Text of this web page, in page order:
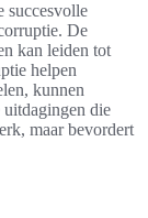
succesvolle
De
kan leiden tot
helpen
kunnen
uitdagingen die
maar bevordert